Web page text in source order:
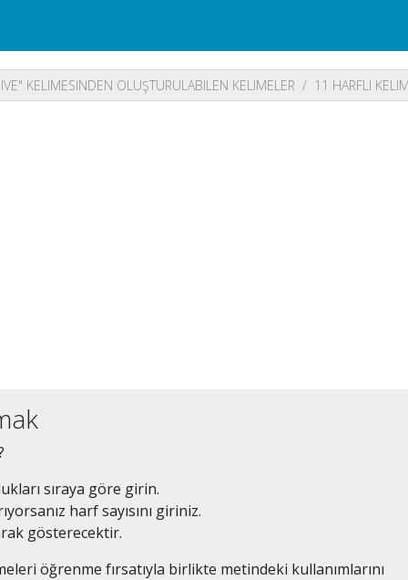
KELIMESINDEN OLUŞTURULABILEN KELIMELER 11 HARFLI
sıraya göre girin.
harf sayısını giriniz.
gösterecektir.
öğrenme fırsatıyla birlikte metindeki kullanımlarını